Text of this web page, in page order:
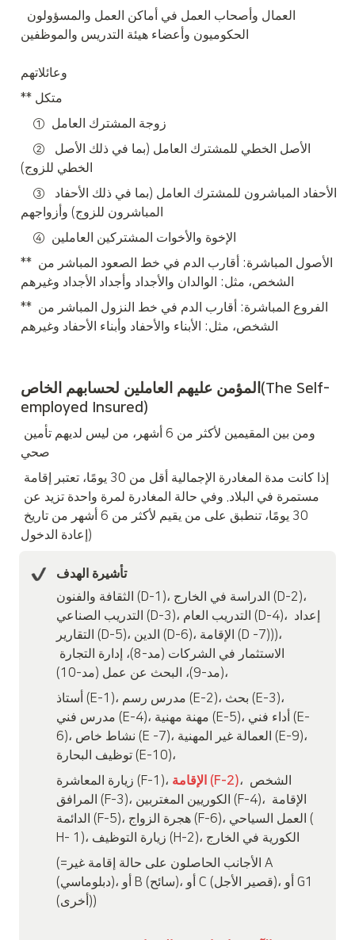
الحكوميون وأعضاء هيئة التدريس والموظفين
وعائلاتهم
** متكل
    ①  زوجة المشترك العامل
الخطي للزوج)
المباشرون للزوج) وأزواجهم
    ④  الإخوة والأخوات المشتركين العاملين
** الأصول المباشرة: أقارب الدم في خط الصعود المباشر من
الشخص، مثل: الوالدان والأجداد وأجداد الأجداد وغيرهم
** الفروع المباشرة: أقارب الدم في خط النزول المباشر من
الشخص، مثل: الأبناء والأحفاد وأبناء الأحفاد وغيرهم
المؤمن عليهم العاملين لحسابهم الخاص(The Self-
employed Insured)
صحي
إعادة الدخول)
تأشيرة الهدف
الثقافة والفنون (D-1)، الدراسة في الخارج (D-2)،
التدريب الصناعي (D-3)، التدريب العام (D-4)، إعداد
التقارير (D-5)، الدين (D-6)، الإقامة (D -7)))،
(مد-9)، البحث عن عمل (مد-10)،
أستاذ (E-1)، مدرس رسم (E-2)، بحث (E-3)،
مدرس فني (E-4)، مهنة مهنية (E-5)، أداء فني (E-
6)، نشاط خاص (E -7)، العمالة غير المهنية (E-9)،
توظيف البحارة (E-10)،
زيارة المعاشرة (F-1)،
الإقامة (F-2)، الشخص
المرافق (F-3)، الكوريين المغتربين (F-4)، الإقامة
الدائمة (F-5)، هجرة الزواج (F-6)، العمل السياحي (
H- 1)، زيارة التوظيف (H-2)، الكورية في الخارج
(=الأجانب الحاصلون على حالة إقامة غير A
(دبلوماسي)، أو B (سائح)، أو C (قصير الأجل)، أو G1
(أخرى))